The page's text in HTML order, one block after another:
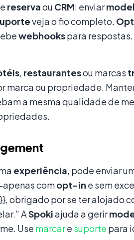
reservaou CRM: enviar
veja o fio completo.
webhookspara respostas.
restaurantesou marcas
marca ou propriedade.
a mesma qualidade de
experiência , pode enviar
comopt-in e sem
obrigado por se ter alojado
ASpokiajuda a gerir
Use marcare suporte para